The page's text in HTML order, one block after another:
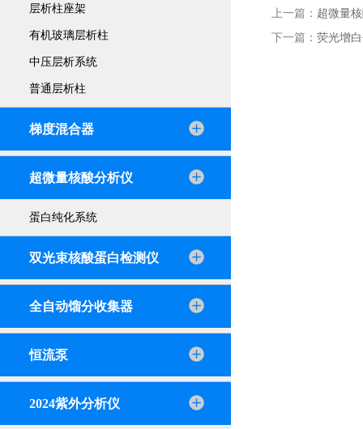
层析柱座架
有机玻璃层析柱
中压层析系统
普通层析柱
梯度混合器
超微量核酸分析仪
蛋白纯化系统
双光束核酸蛋白检测仪
全自动馏分收集器
恒流泵
2024紫外分析仪
上一篇： 超微量
下一篇： 荧光增